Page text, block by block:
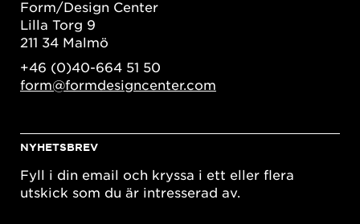
Form/Design Center
Lilla Torg 9
211 34 Malmö
+46 (0)40-664 51 50
form@formdesigncenter.com
NYHETSBREV
Fyll i din email och kryssa i ett eller flera
utskick som du är intresserad av.